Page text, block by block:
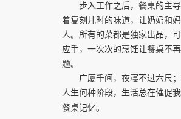
步入工作之后，餐桌的主导
着复刻儿时的味道，让奶奶和
人。所有的菜都是独家出品，
应手，一次次的烹饪让餐桌不
题。
广厦千间，夜寝不过六尺；
人生何种阶段，生活总在催促
餐桌记忆。